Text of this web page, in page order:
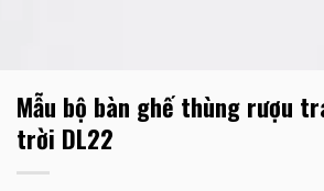
Mẫu bộ bàn ghế thùng rượu
trời DL22